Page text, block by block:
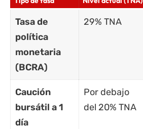
Tasa de
política
monetaria
(BCRA)
29% TNA
Caución
bursátil a 1
día
Por debajo
del 20% TNA